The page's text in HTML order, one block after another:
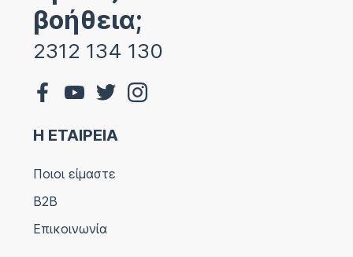
βοήθεια;
2312 134 130
Η ΕΤΑΙΡΕΙΑ
Ποιοι είμαστε
B2B
Επικοινωνία